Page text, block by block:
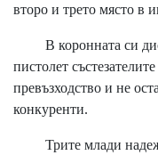
второ и трето място в
В коронната си
пистолет
превъзходство и не
конкуренти.
Трите млади